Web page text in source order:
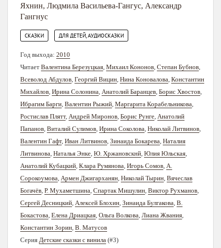
Яхнин, Людмила Васильева-Гангус, Александр
Гангнус
СКАЗКИ ДЛЯ ДЕТЕЙ, АУДИОСКАЗКИ
Год выхода: 2010
Читает Валентина Березуцкая, Михаил Кононов, Степан Бубнов,
Всеволод Абдулов, Георгий Вицин, Нина Коновалова, Константин
Михайлов, Ирина Солонина, Анатолий Баранцев, Борис Хвостов,
Ибрагим Барги, Валентин Рыжий, Маргарита Корабельникова,
Ростислав Плятт, Андрей Миронов, Борис Рунге, Анатолий
Папанов, Виталий Сулимов, Ирина Соколова, Николай Литвинов,
Валентин Гафт, Иван Литвинов, Зинаида Бокарева, Наталия
Литвинова, Наталья Энке, Ю. Хржановскнй, Юлия Юльская,
Анатолий Кубацкий, Клара Румянова, Игорь Сомов, А.
Сорокоумова, Армен Джигарханян, Николай Тырин, Вячеслав
Богачёв, Р. Мухаметшина, Спартак Мишулин, Виктор Рухманов,
Сергей Десницкий, Алексей Блохин, Зинаида Булгакова, В.
Бокастова, Елена Дриацкая, Ольга Волкова, Лиана Жвания,
Константин Зорин, В. Матусов
Серия Детские сказки с винила (#3)